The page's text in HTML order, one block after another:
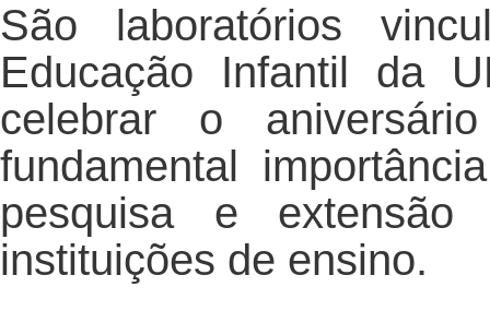
São laboratórios
Educação Infantil da
celebrar o
fundamental
pesquisa e
instituições de ensino.